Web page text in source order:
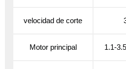
velocidad de corte
Motor principal 1.1-